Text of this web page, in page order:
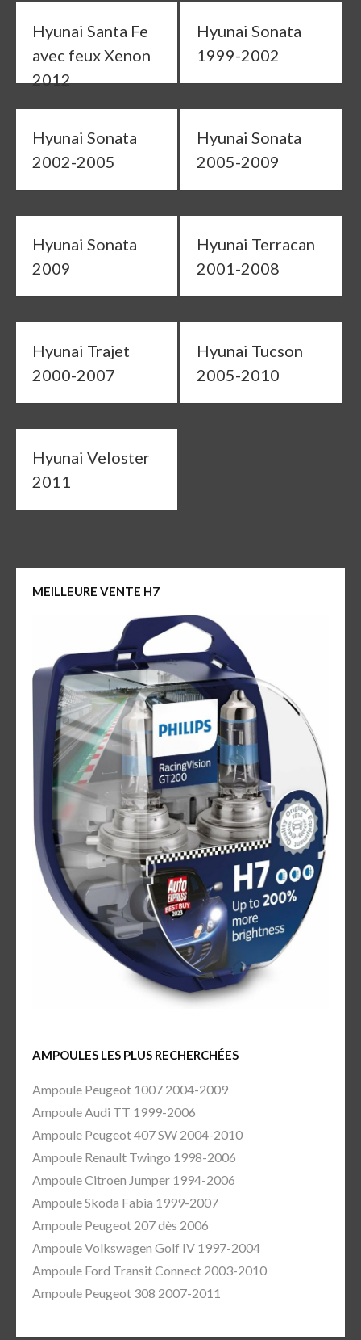
Hyunai Santa Fe
avec feux Xenon
2012
Hyunai Sonata
1999-2002
Hyunai Sonata
2002-2005
Hyunai Sonata
2005-2009
Hyunai Sonata
2009
Hyunai Terracan
2001-2008
Hyunai Trajet
2000-2007
Hyunai Tucson
2005-2010
Hyunai Veloster
2011
MEILLEURE VENTE H7
AMPOULES LES PLUS RECHERCHÉES
Ampoule Peugeot 1007 2004-2009
Ampoule Audi TT 1999-2006
Ampoule Peugeot 407 SW 2004-2010
Ampoule Renault Twingo 1998-2006
Ampoule Citroen Jumper 1994-2006
Ampoule Skoda Fabia 1999-2007
Ampoule Peugeot 207 dès 2006
Ampoule Volkswagen Golf IV 1997-2004
Ampoule Ford Transit Connect 2003-2010
Ampoule Peugeot 308 2007-2011